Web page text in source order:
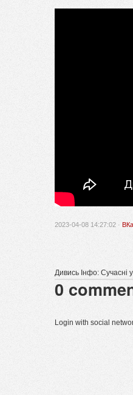
2023-04-08 14:27:02 ·
Дивись Інфо: Сучасні
0
Login with social